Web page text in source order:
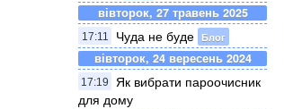
вівторок, 27 травень 2025
17:11 Чуда не буде Блог
вівторок, 24 вересень 2024
17:19
Як вибрати пароочисник
для дому